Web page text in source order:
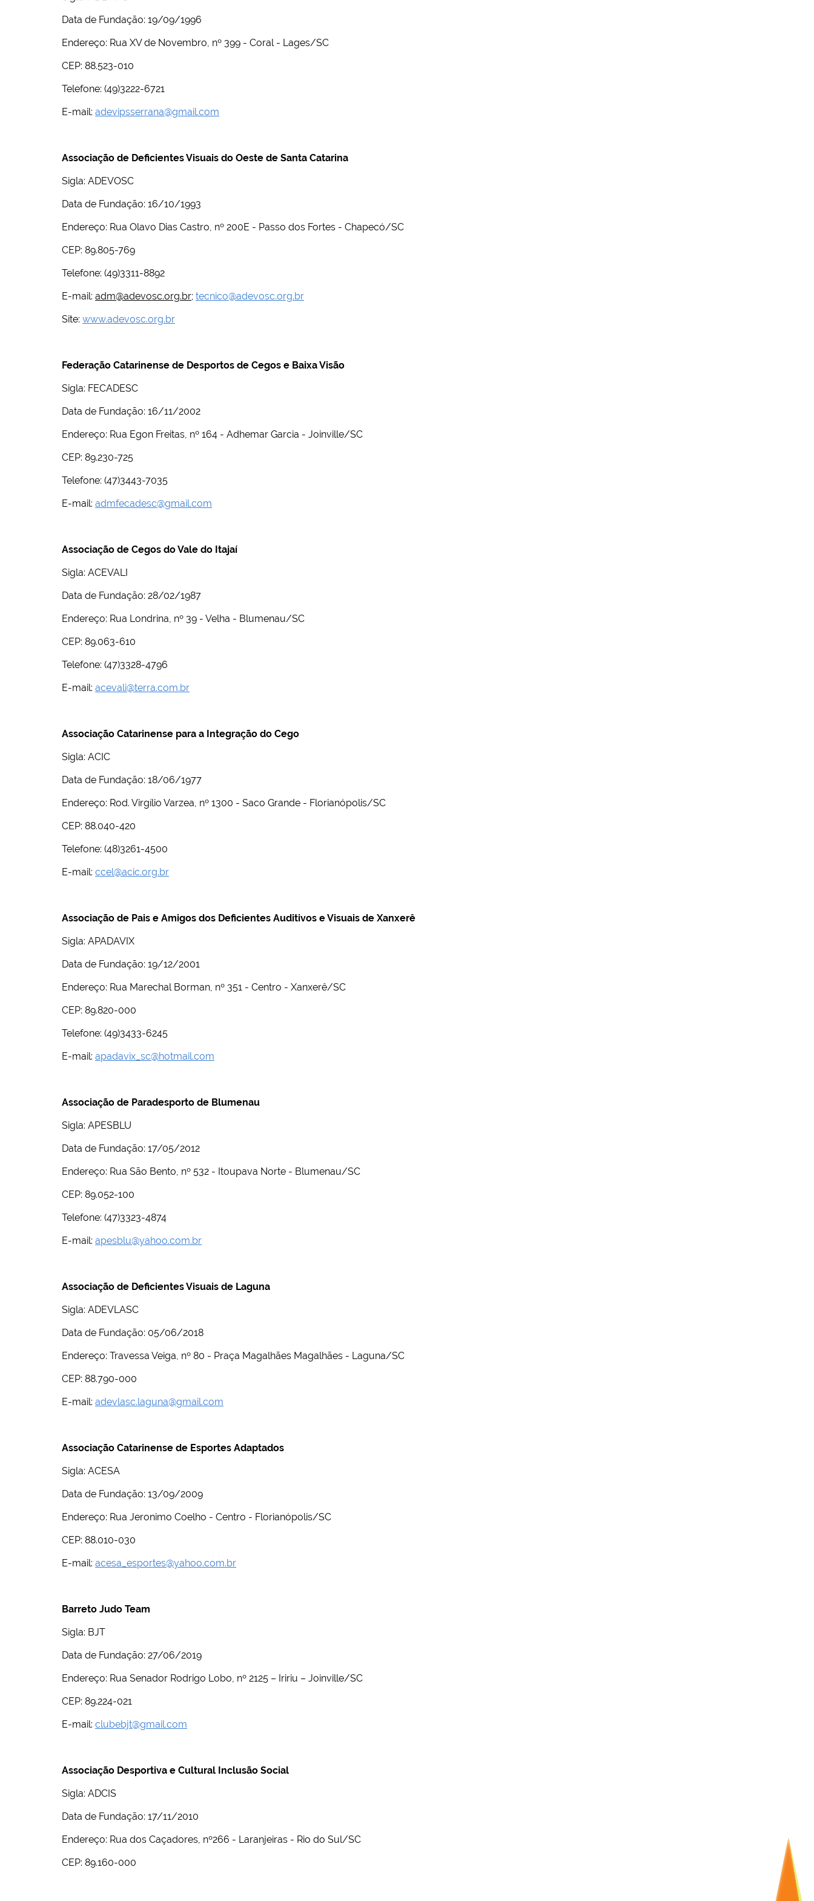
Data de Fundação: 19/09/1996
Endereço: Rua XV de Novembro, nº 399 - Coral - Lages/SC
CEP: 88.523-010
Telefone: (49)3222-6721
E-mail: adevipsserrana@gmail.com
Associação de Deficientes Visuais do Oeste de Santa Catarina
Sigla: ADEVOSC
Data de Fundação: 16/10/1993
Endereço: Rua Olavo Dias Castro, nº 200E - Passo dos Fortes - Chapecó/SC
CEP: 89.805-769
Telefone: (49)3311-8892
E-mail: adm@adevosc.org.br; tecnico@adevosc.org.br
Site: www.adevosc.org.br
Federação Catarinense de Desportos de Cegos e Baixa Visão
Sigla: FECADESC
Data de Fundação: 16/11/2002
Endereço: Rua Egon Freitas, nº 164 - Adhemar Garcia - Joinville/SC
CEP: 89.230-725
Telefone: (47)3443-7035
E-mail: admfecadesc@gmail.com
Associação de Cegos do Vale do Itajaí
Sigla: ACEVALI
Data de Fundação: 28/02/1987
Endereço: Rua Londrina, nº 39 - Velha - Blumenau/SC
CEP: 89.063-610
Telefone: (47)3328-4796
E-mail: acevali@terra.com.br
Associação Catarinense para a Integração do Cego
Sigla: ACIC
Data de Fundação: 18/06/1977
Endereço: Rod. Virgílio Varzea, nº 1300 - Saco Grande - Florianópolis/SC
CEP: 88.040-420
Telefone: (48)3261-4500
E-mail: ccel@acic.org.br
Associação de Pais e Amigos dos Deficientes Auditivos e Visuais de Xanxerê
Sigla: APADAVIX
Data de Fundação: 19/12/2001
Endereço: Rua Marechal Borman, nº 351 - Centro - Xanxerê/SC
CEP: 89.820-000
Telefone: (49)3433-6245
E-mail: apadavix_sc@hotmail.com
Associação de Paradesporto de Blumenau
Sigla: APESBLU
Data de Fundação: 17/05/2012
Endereço: Rua São Bento, nº 532 - Itoupava Norte - Blumenau/SC
CEP: 89.052-100
Telefone: (47)3323-4874
E-mail: apesblu@yahoo.com.br
Associação de Deficientes Visuais de Laguna
Sigla: ADEVLASC
Data de Fundação: 05/06/2018
Endereço: Travessa Veiga, nº 80 - Praça Magalhães Magalhães - Laguna/SC
CEP: 88.790-000
E-mail: adevlasc.laguna@gmail.com
Associação Catarinense de Esportes Adaptados
Sigla: ACESA
Data de Fundação: 13/09/2009
Endereço: Rua Jeronimo Coelho - Centro - Florianópolis/SC
CEP: 88.010-030
E-mail: acesa_esportes@yahoo.com.br
Barreto Judo Team
Sigla: BJT
Data de Fundação: 27/06/2019
Endereço: Rua Senador Rodrigo Lobo, nº 2125 – Iririu – Joinville/SC
CEP: 89.224-021
E-mail: clubebjt@gmail.com
Associação Desportiva e Cultural Inclusão Social
Sigla: ADCIS
Data de Fundação: 17/11/2010
Endereço: Rua dos Caçadores, nº266 - Laranjeiras - Rio do Sul/SC
CEP: 89.160-000